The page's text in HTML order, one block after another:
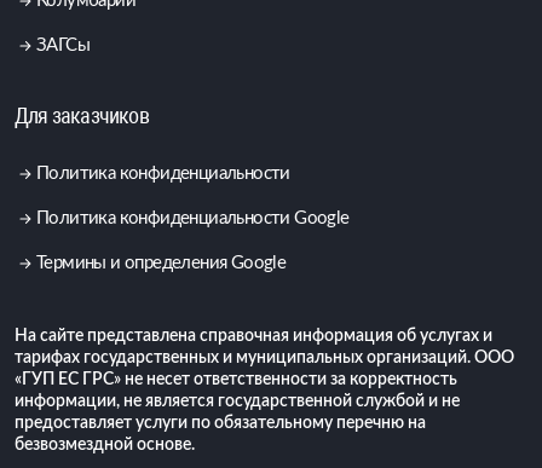
ЗАГСы
Для заказчиков
Политика конфиденциальности
Политика конфиденциальности Google
Термины и определения Google
На сайте представлена справочная информация об услугах и
тарифах государственных и муниципальных организаций. ООО
«ГУП ЕС ГРС» не несет ответственности за корректность
информации, не является государственной службой и не
предоставляет услуги по обязательному перечню на
безвозмездной основе.